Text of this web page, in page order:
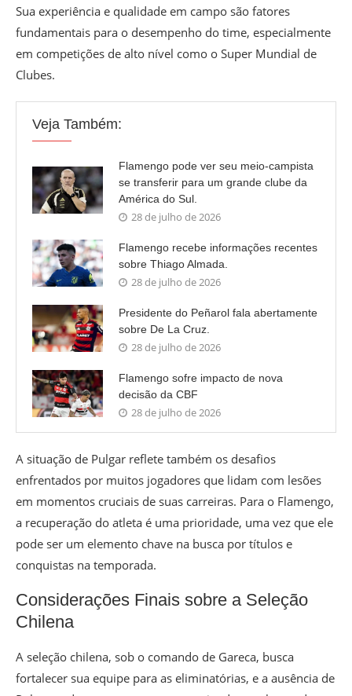
Sua experiência e qualidade em campo são fatores
fundamentais para o desempenho do time, especialmente
em competições de alto nível como o Super Mundial de
Clubes.
Veja Também:
Flamengo pode ver seu meio-campista
se transferir para um grande clube da
América do Sul.
28 de julho de 2026
Flamengo recebe informações recentes
sobre Thiago Almada.
28 de julho de 2026
Presidente do Peñarol fala abertamente
sobre De La Cruz.
28 de julho de 2026
Flamengo sofre impacto de nova
decisão da CBF
28 de julho de 2026
A situação de Pulgar reflete também os desafios
enfrentados por muitos jogadores que lidam com lesões
em momentos cruciais de suas carreiras. Para o Flamengo,
a recuperação do atleta é uma prioridade, uma vez que ele
pode ser um elemento chave na busca por títulos e
conquistas na temporada.
Considerações Finais sobre a Seleção
Chilena
A seleção chilena, sob o comando de Gareca, busca
fortalecer sua equipe para as eliminatórias, e a ausência de